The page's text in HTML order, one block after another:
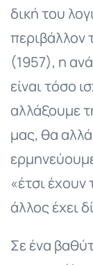
δική του
(1957), η
είναι τόσο
αλλάξουμε
μας, θα
«έτσι
άλλος έχει
Σε ένα